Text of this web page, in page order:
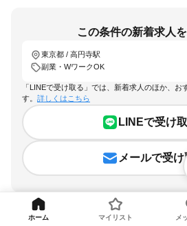
この条件の新着求人
東京都 / 高円寺駅
副業・WワークOK
「LINEで受け取る」では、新着求人のほか、お
す。 詳しくはこちら
LINEで受け
メールで受け
ホーム マイリスト メ